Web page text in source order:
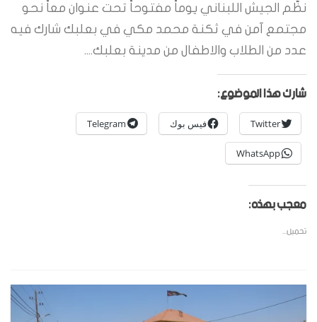
نظّم الجيش اللبناني يوماً مفتوحاً تحت عنوان معاً نحو
مجتمع آمن في ثكنة محمد مكي في بعلبك شارك فيه
عدد من الطلاب والاطفال من مدينة بعلبك....
شارك هذا الموضوع:
Twitter فيس بوك Telegram
WhatsApp
معجب بهذه:
تحميل...